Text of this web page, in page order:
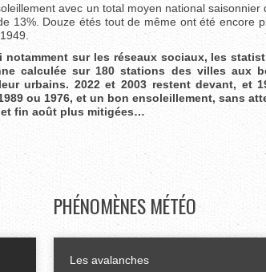
avec un total moyen national
13%. Douze étés tout de même ont été encore
sur les réseaux sociaux, les
calculée sur 180 stations des villes aux
urbains. 2022 et 2003 restent devant, et
ou 1976, et un bon ensoleillement, sans
fin août plus mitigées…
PHÉNOMÈNES MÉTÉO
Les avalanches